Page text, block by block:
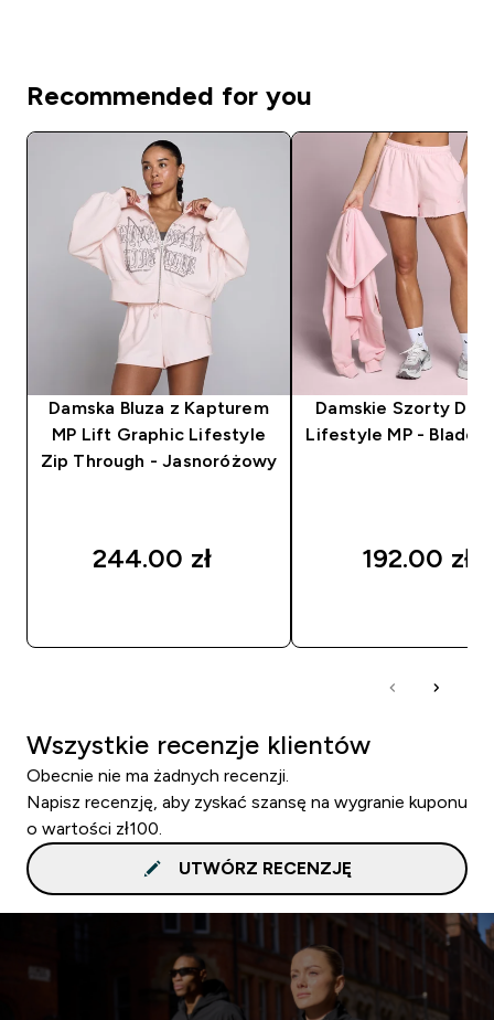
Recommended for you
Damska Bluza z Kapturem
MP Lift Graphic Lifestyle
Zip Through - Jasnoróżowy
244.00 zł‎
Damskie Szorty
Lifestyle MP -
192.00 zł‎
Wszystkie recenzje klientów
Obecnie nie ma żadnych recenzji.
Napisz recenzję, aby zyskać szansę na wygranie kuponu
o wartości zł100.
UTWÓRZ RECENZJĘ